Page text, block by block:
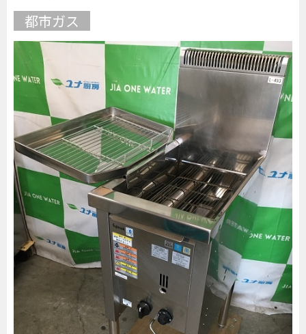
都市ガス